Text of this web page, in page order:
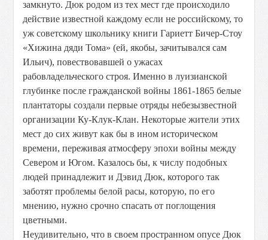
замкнуто. Дюк родом из тех мест где происходило
действие известной каждому если не российскому, то
уж советскому школьнику книги Гариетт Бичер-Стоу
«Хижина дяди Тома» (ей, якобы, зачитывался сам
Ильич), повествовавшей о ужасах
рабовладельческого строя. Именно в луизианской
глубинке после гражданской войны 1861-1865 белые
плантаторы создали первые отряды небезызвестной
организации Ку-Клук-Клан. Некоторые жители этих
мест до сих живут как бы в ином историческом
времени, переживая атмосферу эпохи войны между
Севером и Югом. Казалось бы, к числу подобных
людей принадлежит и Дэвид Дюк, которого так
заботят проблемы белой расы, которую, по его
мнению, нужно срочно спасать от поглощения
цветными.
Неудивительно, что в своем пространном опусе Дюк